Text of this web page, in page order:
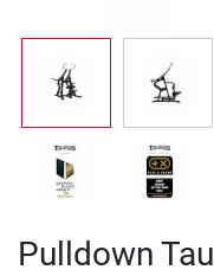
Pulldown